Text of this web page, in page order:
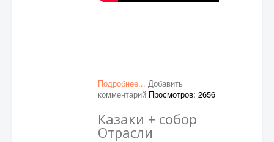
Подробнее... Добавить
комментарий Просмотров: 2656
Казаки + собор
Отрасли